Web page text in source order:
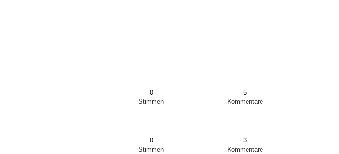
0
Stimmen
5
Kommentare
0
Stimmen
3
Kommentare